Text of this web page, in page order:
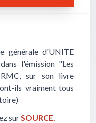
générale d'UNITE
l'émission "Les
sur son livre
ils vraiment tous
surSOURCE.